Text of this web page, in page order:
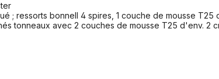
; ressorts bonnell 4 spires, 1 couche de mousse T25
tonneaux avec 2 couches de mousse T25 d'env. 2